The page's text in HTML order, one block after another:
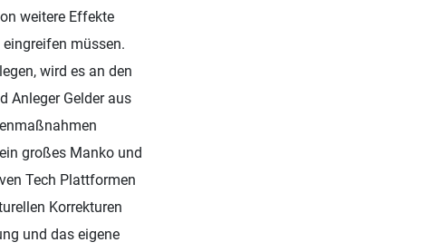
weitere Effekte
müssen.
wird es an den
Anleger Gelder aus
großes Manko und
Tech Plattformen
Korrekturen
und das eigene